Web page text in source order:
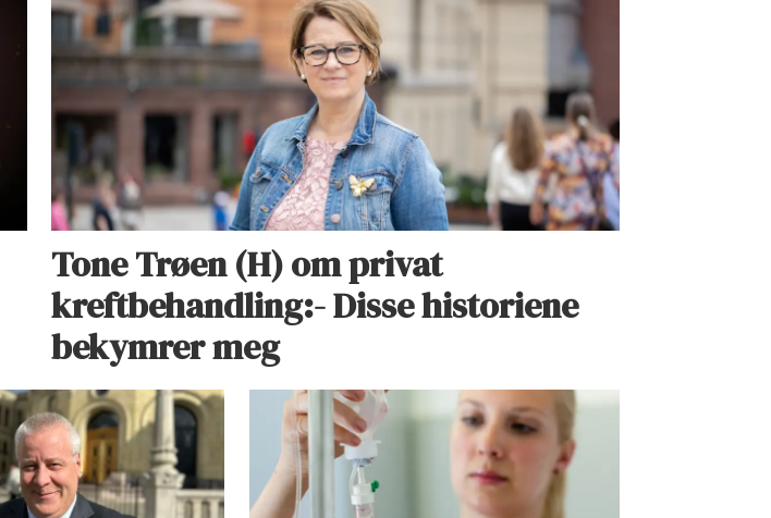
Tone Trøen (H) om privat
kreftbehandling:- Disse historiene
bekymrer meg